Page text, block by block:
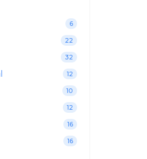
6
22
32
12
10
12
16
16